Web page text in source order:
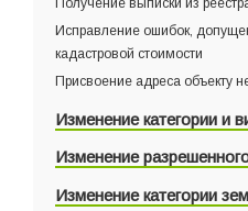
Получение выписки из
Исправление ошибок,
кадастровой стоимости
Присвоение адреса объекту
Изменение категории и
Изменение
Изменение категории